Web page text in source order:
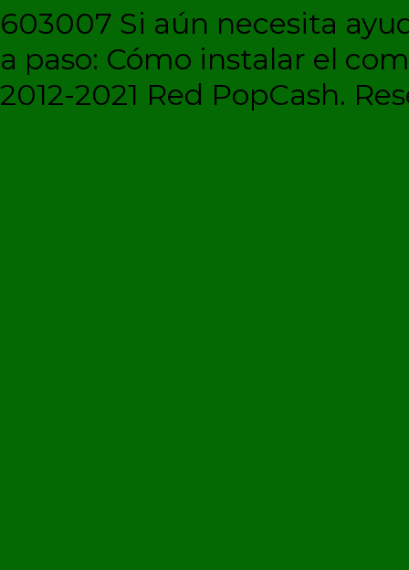
603007 Si aún necesita
a paso: Cómo instalar el
2012-2021 Red PopCash.